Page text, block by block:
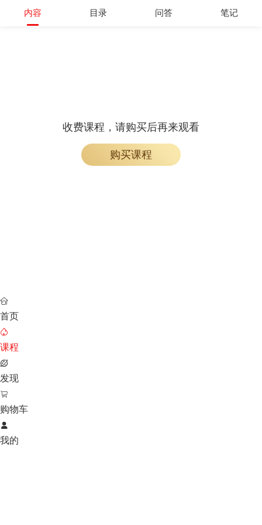
内容 目录 问答 笔记
收费课程，请购买后再来观看
购买课程

首页

课程

发现

购物车

我的